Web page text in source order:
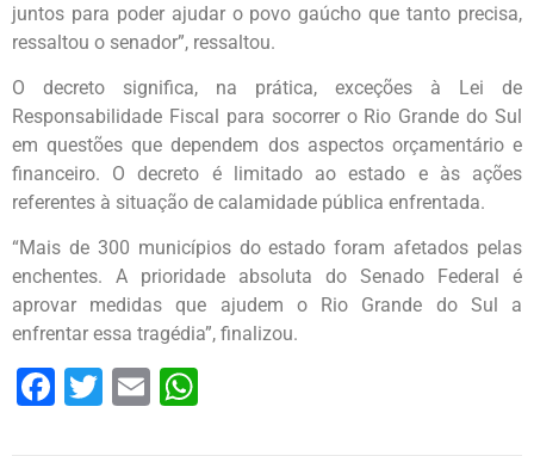
juntos para poder ajudar o povo gaúcho que tanto precisa,
ressaltou o senador”, ressaltou.
O decreto significa, na prática, exceções à Lei de
Responsabilidade Fiscal para socorrer o Rio Grande do Sul
em questões que dependem dos aspectos orçamentário e
financeiro. O decreto é limitado ao estado e às ações
referentes à situação de calamidade pública enfrentada.
“Mais de 300 municípios do estado foram afetados pelas
enchentes. A prioridade absoluta do Senado Federal é
aprovar medidas que ajudem o Rio Grande do Sul a
enfrentar essa tragédia”, finalizou.
Facebook
Twitter
Email